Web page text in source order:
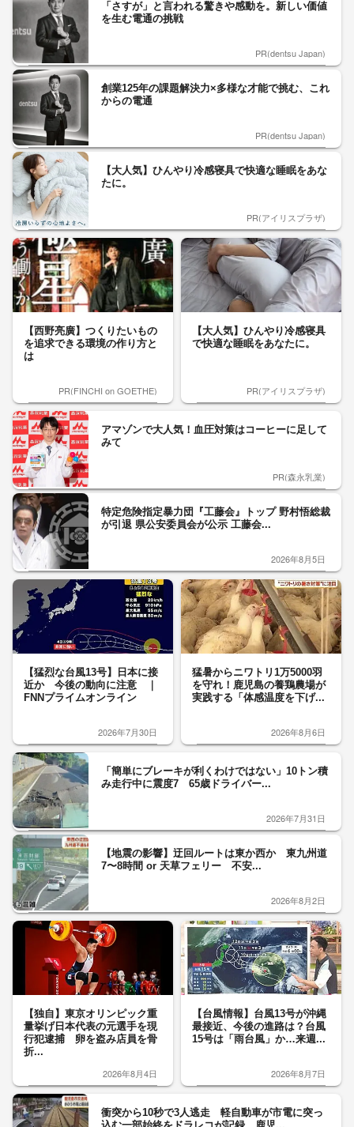
「さすが」と言われる驚きや感動を。新しい価値
を生む電通の挑戦
PR(dentsu Japan)
創業125年の課題解決力×多様な才能で挑む、これ
からの電通
PR(dentsu Japan)
【大人気】ひんやり冷感寝具で快適な睡眠をあな
たに。
PR(アイリスプラザ)
【西野亮廣】つくりたいもの
を追求できる環境の作り方と
は
PR(FINCHI on GOETHE)
【大人気】ひんやり冷感寝具
で快適な睡眠をあなたに。
PR(アイリスプラザ)
アマゾンで大人気！血圧対策はコーヒーに足して
みて
PR(森永乳業)
特定危険指定暴力団『工藤会』トップ 野村悟総裁
が引退 県公安委員会が公示 工藤会...
2026年8月5日
【猛烈な台風13号】日本に接
近か 今後の動向に注意 ｜
FNNプライムオンライン
2026年7月30日
猛暑からニワトリ1万5000羽
を守れ！鹿児島の養鶏農場が
実践する「体感温度を下げ...
2026年8月6日
「簡単にブレーキが利くわけではない」10トン積
み走行中に震度7 65歳ドライバー...
2026年7月31日
【地震の影響】迂回ルートは東か西か 東九州道
7〜8時間 or 天草フェリー 不安...
2026年8月2日
【独自】東京オリンピック重
量挙げ日本代表の元選手を現
行犯逮捕 卵を盗み店員を骨
折...
2026年8月4日
【台風情報】台風13号が沖縄
最接近、今後の進路は？台風
15号は「雨台風」か…来週...
2026年8月7日
衝突から10秒で3人逃走 軽自動車が市電に突っ